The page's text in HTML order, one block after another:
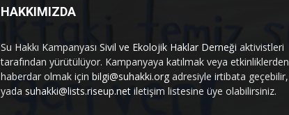
HAKKIMIZDA
Su Hakkı Kampanyası Sivil ve Ekolojik Haklar Derneği aktivistleri
tarafından yürütülüyor. Kampanyaya katılmak veya etkinliklerden
haberdar olmak için bilgi@suhakki.org adresiyle irtibata geçebilir,
yada suhakki@lists.riseup.net iletişim listesine üye olabilirsiniz.